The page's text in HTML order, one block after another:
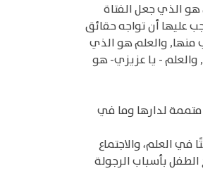
الذي جعل الفتاة
عليها أن تواجه حقائق
منها, والعلم هو الذي
والعلم - يا عزيزي- هو
متممة لدارها وما في
في العلم، والاجتماع
الطفل بأسباب الرجولة